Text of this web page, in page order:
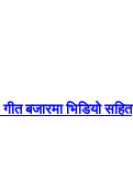
बजारमा भिडियो सहित